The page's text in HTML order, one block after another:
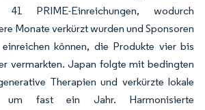
PRIME-Einreichungen, wodurch
Monate verkürzt wurden und Sponsoren
können, die Produkte vier bis
vermarkten. Japan folgte mit bedingten
Therapien und verkürzte lokale
um fast ein Jahr. Harmonisierte